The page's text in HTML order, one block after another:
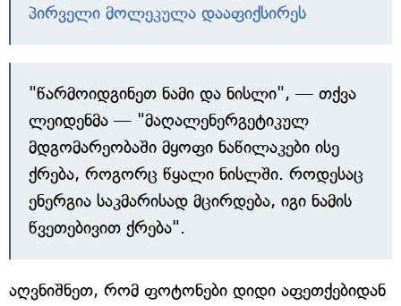
პირველი მოლეკულა დააფიქსირეს
"წარმოიდგინეთ ნამი და ნისლი", — თქვა
ლეიდენმა — "მაღალენერგეტიკულ
მდგომარეობაში მყოფი ნაწილაკები ისე
ქრება, როგორც წყალი ნისლში. როდესაც
ენერგია საკმარისად მცირდება, იგი ნამის
წვეთებივით ქრება".
აღვნიშნეთ, რომ ფოტონები დიდი აფეთქებიდან